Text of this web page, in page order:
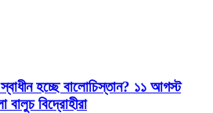
স্বাধীন হচ্ছে বালোচিস্তান? ১১ আগস্ট
বালুচ বিদ্রোহীরা